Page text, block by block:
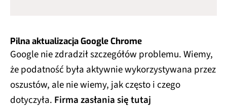
Pilna aktualizacja Google Chrome
Google nie zdradził szczegółów problemu. Wiemy,
że podatność była aktywnie wykorzystywana przez
oszustów, ale nie wiemy, jak często i czego
dotyczyła. Firma zasłania się tutaj